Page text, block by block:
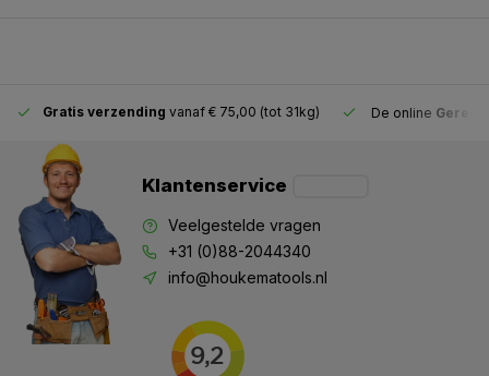
Gratis verzending vanaf € 75,00 (tot 31kg) De online
Klantenservice
Veelgestelde vragen
+31 (0)88-2044340
info@houkematools.nl